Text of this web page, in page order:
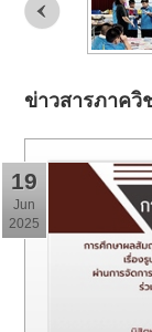
ข่าวสารภาค
19
Jun
2025